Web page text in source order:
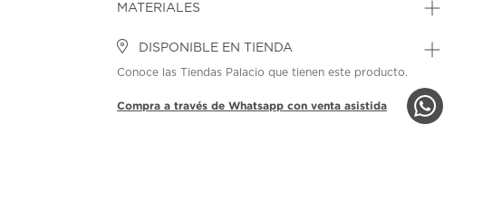
MATERIALES
DISPONIBLE EN TIENDA
Conoce las Tiendas Palacio que tienen este producto.
Compra a través de Whatsapp con venta asistida